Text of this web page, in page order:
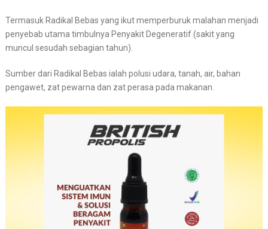
Termasuk Radikal Bebas yang ikut memperburuk malahan menjadi
penyebab utama timbulnya Penyakit Degeneratif (sakit yang
muncul sesudah sebagian tahun).
Sumber dari Radikal Bebas ialah polusi udara, tanah, air, bahan
pengawet, zat pewarna dan zat perasa pada makanan.